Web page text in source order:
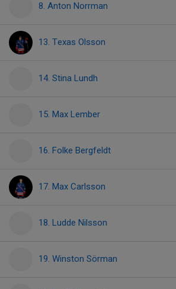
8. Anton Norrman
13. Texas Olsson
14. Stina Lundh
15. Max Lember
16. Folke Bergfeldt
17. Max Carlsson
18. Ludde Nilsson
19. Winston Sörman